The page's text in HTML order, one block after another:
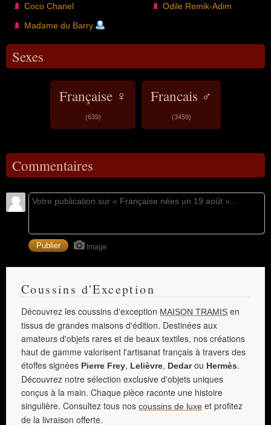
Coco Chanel
Madame du Barry
Odile Remik-Adim
Sexes
Française ♀
(639)
Francais ♂
(3459)
Commentaires
Image
Coussins d'Exception
Découvrez les coussins d'exception MAISON TRAMIS en
tissus de grandes maisons d'édition. Destinées aux
amateurs d'objets rares et de beaux textiles, nos créations
haut de gamme valorisent l'artisanat français à travers des
étoffes signées Pierre Frey, Lelièvre, Dedarou Hermès.
Découvrez notre sélection exclusive d'objets uniques
conçus à la main. Chaque pièce raconte une histoire
singulière. Consultez tous nos coussins de luxe et profitez
de la livraison offerte.